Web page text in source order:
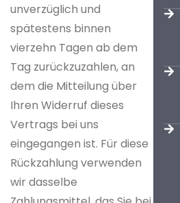
unverzüglich und
spätestens binnen
vierzehn Tagen ab dem
Tag zurückzuzahlen, an
dem die Mitteilung über
Ihren Widerruf dieses
Vertrags bei uns
eingegangen ist. Für diese
Rückzahlung verwenden
wir dasselbe